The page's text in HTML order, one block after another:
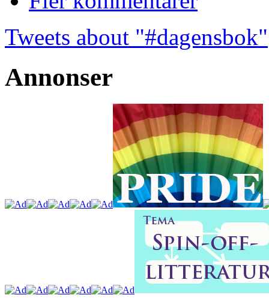
Tweets about "#dagensbok"
Annonser